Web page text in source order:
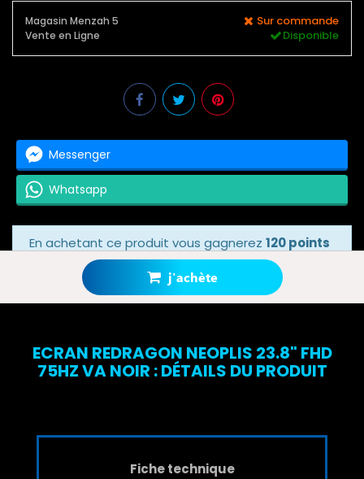
j'achète
Magasin Menzah 5 Sur commande
Vente en Ligne Disponible
Messenger
Whatsapp
En achetant ce produit vous gagnerez 120 points
grâce à notre programme de fidélité.
Votre panier totalisera120 points bonus .
ECRAN REDRAGON NEOPLIS 23.8" FHD
75HZ VA NOIR : DÉTAILS DU PRODUIT
Fiche technique